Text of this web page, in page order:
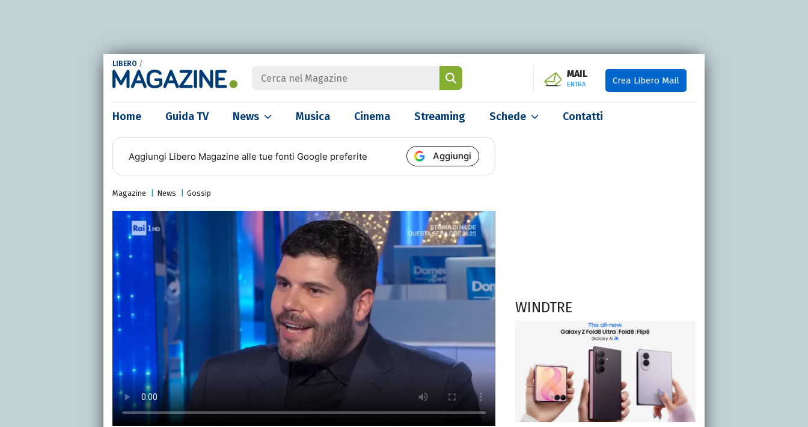
LIBERO /
MAIL
ENTRA Crea Libero Mail
Home Guida TV News Musica Cinema Streaming Schede Contatti
Aggiungi Libero Magazine alle tue fonti Google preferite Aggiungi
Magazine News Gossip
WINDTRE